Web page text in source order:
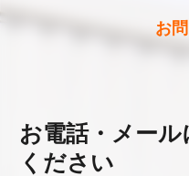
お
お電話・メー
ください